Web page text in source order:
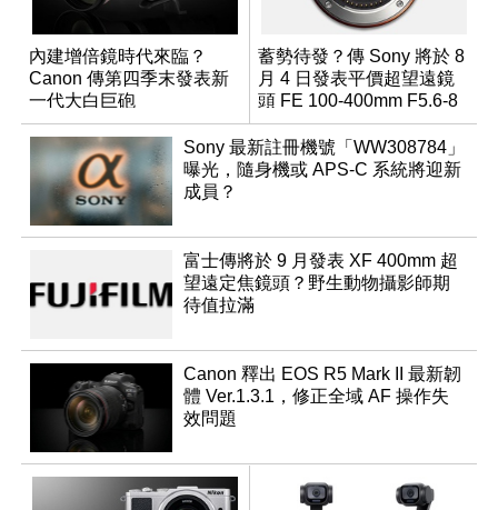
內建增倍鏡時代來臨？
Canon 傳第四季末發表新
一代大白巨砲
蓄勢待發？傳 Sony 將於 8
月 4 日發表平價超望遠鏡
頭 FE 100-400mm F5.6-8
Sony 最新註冊機號「WW308784」
曝光，隨身機或 APS-C 系統將迎新
成員？
富士傳將於 9 月發表 XF 400mm 超
望遠定焦鏡頭？野生動物攝影師期
待值拉滿
Canon 釋出 EOS R5 Mark II 最新韌
體 Ver.1.3.1，修正全域 AF 操作失
效問題